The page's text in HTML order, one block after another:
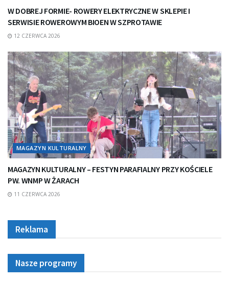
W DOBREJ FORMIE- ROWERY ELEKTRYCZNE W SKLEPIE I
SERWISIE ROWEROWYM BIOEN W SZPROTAWIE
12 CZERWCA 2026
MAGAZYN KULTURALNY
MAGAZYN KULTURALNY – FESTYN PARAFIALNY PRZY KOŚCIELE
PW. WNMP W ŻARACH
11 CZERWCA 2026
Reklama
Nasze programy